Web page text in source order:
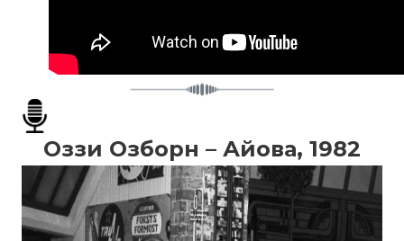
Оззи Озборн – Айова, 1982